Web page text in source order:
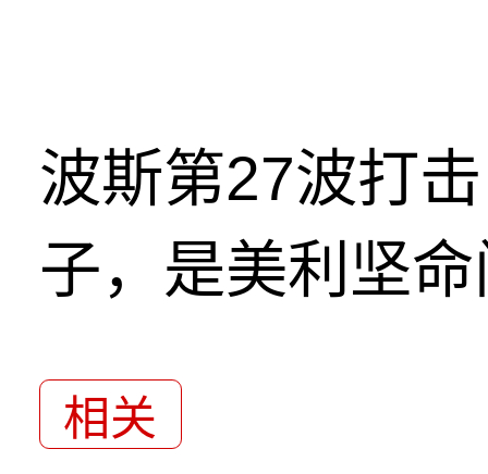
波斯第27波打
子，是美利坚
相关